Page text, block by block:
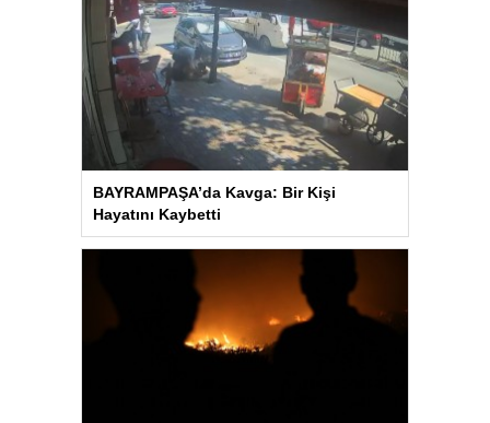
BAYRAMPAŞA’da Kavga: Bir Kişi
Hayatını Kaybetti